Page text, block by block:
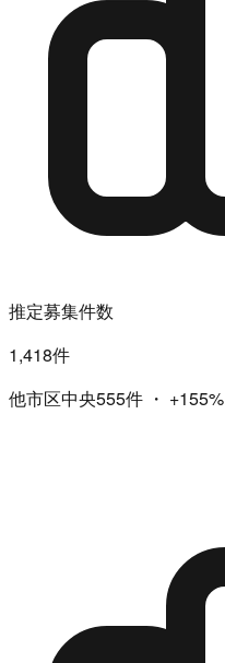
推定募集件数
1,418件
他市区中央555件 ・ +155%